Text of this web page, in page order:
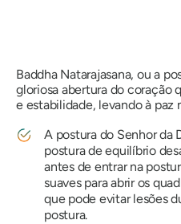
Baddha Natarajasana, ou a
gloriosa abertura do coração
e estabilidade, levando à paz
A postura do Senhor da
postura de equilíbrio
antes de entrar na
suaves para abrir os
que pode evitar lesões
postura.